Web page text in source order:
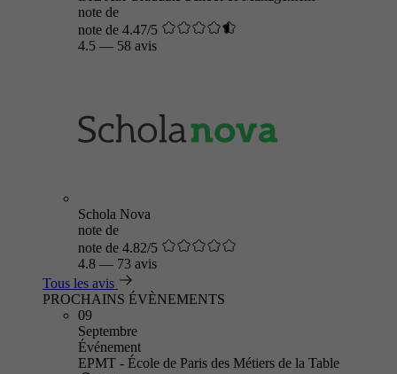
note de
note de 4.47/5
4.5 — 58 avis
Schola Nova
note de
note de 4.82/5
4.8 — 73 avis
Tous les avis
PROCHAINS ÉVÈNEMENTS
09
Septembre
Événement
EPMT - École de Paris des Métiers de la Table